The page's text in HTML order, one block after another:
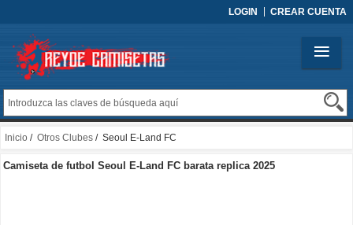
LOGIN CREAR CUENTA
Inicio / Otros Clubes / Seoul E-Land FC
Camiseta de futbol Seoul E-Land FC barata replica 2025